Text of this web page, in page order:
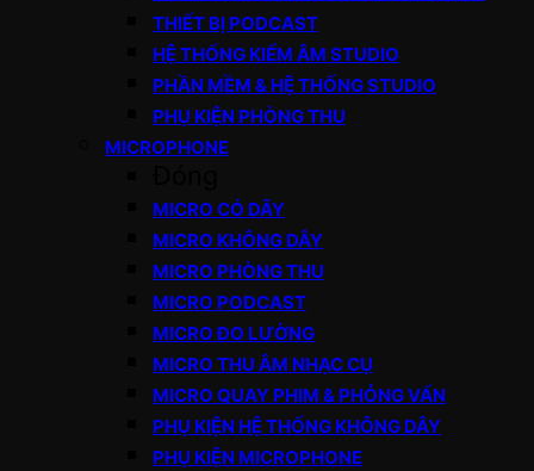
THIẾT BỊ PODCAST
HỆ THỐNG KIỂM ÂM STUDIO
PHẦN MỀM & HỆ THỐNG STUDIO
PHỤ KIỆN PHÒNG THU
MICROPHONE
MICRO CÓ DÂY
MICRO KHÔNG DÂY
MICRO PHÒNG THU
MICRO PODCAST
MICRO ĐO LƯỜNG
MICRO THU ÂM NHẠC CỤ
MICRO QUAY PHIM & PHỎNG VẤN
PHỤ KIỆN HỆ THỐNG KHÔNG DÂY
PHỤ KIỆN MICROPHONE